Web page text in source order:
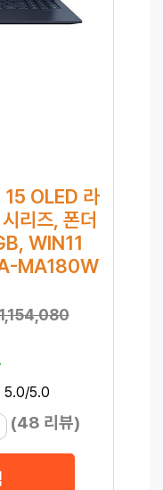
OLED 라
리즈, 폰더
WIN11
MA180W
5.0/5.0
(48 리뷰)